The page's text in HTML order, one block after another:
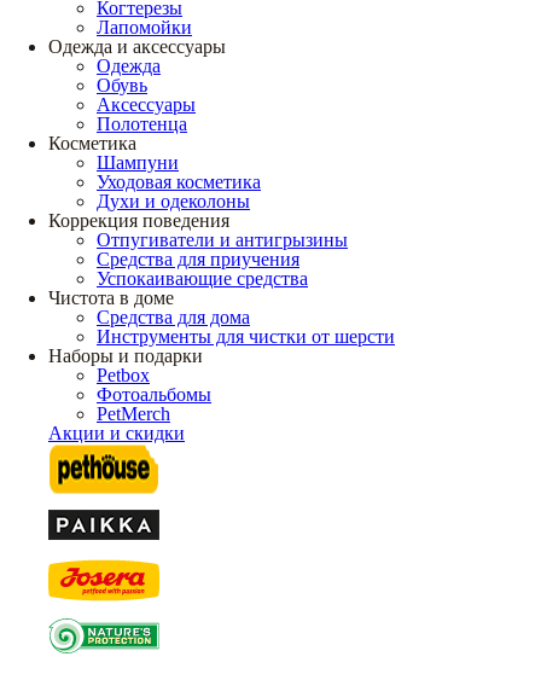
Когтерезы
Лапомойки
Одежда и аксессуары
Одежда
Обувь
Аксессуары
Полотенца
Косметика
Шампуни
Уходовая косметика
Духи и одеколоны
Коррекция поведения
Отпугиватели и антигрызины
Средства для приучения
Успокаивающие средства
Чистота в доме
Средства для дома
Инструменты для чистки от шерсти
Наборы и подарки
Petbox
Фотоальбомы
PetMerch
Акции и скидки